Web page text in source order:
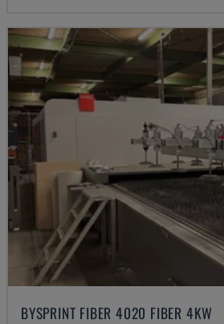
BYSPRINT FIBER 4020 FIBER 4KW